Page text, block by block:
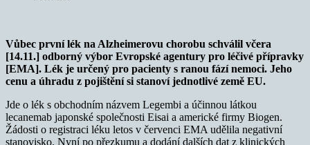
Vůbec první lék na Alzheimerovu chorobu schválil včera
[14.11.] odborný výbor Evropské agentury pro léčivé přípravky
[EMA]. Lék je určený pro pacienty s ranou fází nemoci. Jeho
cenu a úhradu z pojištění si stanoví jednotlivé země EU.
Jde o lék s obchodním názvem Legembi a účinnou látkou
lecanemab japonské společnosti Eisai a americké firmy Biogen.
Žádosti o registraci léku letos v červenci EMA udělila negativní
stanovisko. Nyní po přezkumu a dodání dalších dat z klinických